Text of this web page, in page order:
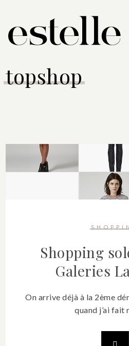
topshop
Shopping
Galeries
On arrive déjà à la 2ème
quand j’ai fait